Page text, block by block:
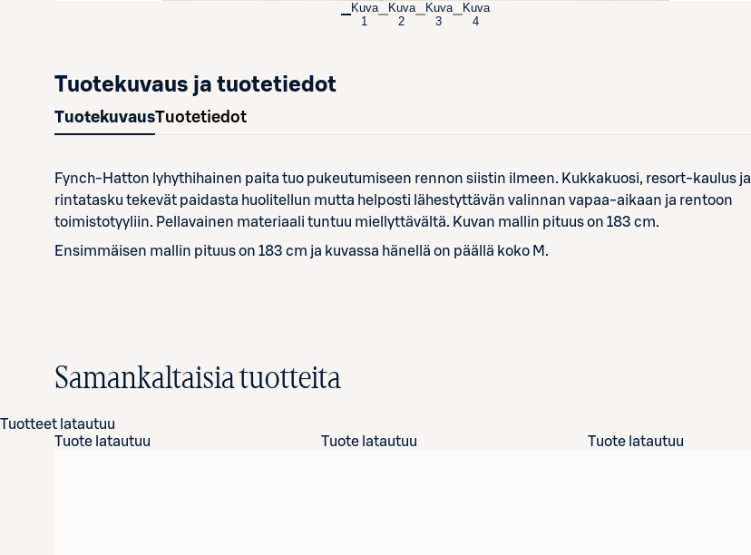
Kuva
1
Kuva
2
Kuva
3
Kuva
4
Tuotekuvaus ja tuotetiedot
TuotekuvausTuotetiedot
Fynch-Hatton lyhythihainen paita tuo pukeutumiseen rennon siistin ilmeen. Kukkakuosi, resort-kaulus ja
rintatasku tekevät paidasta huolitellun mutta helposti lähestyttävän valinnan vapaa-aikaan ja rentoon
toimistotyyliin. Pellavainen materiaali tuntuu miellyttävältä. Kuvan mallin pituus on 183 cm.
Ensimmäisen mallin pituus on 183 cm ja kuvassa hänellä on päällä koko M.
Samankaltaisia tuotteita
Tuotteet latautuu
Tuote latautuu
Tuote latautuu Tuote latautuu